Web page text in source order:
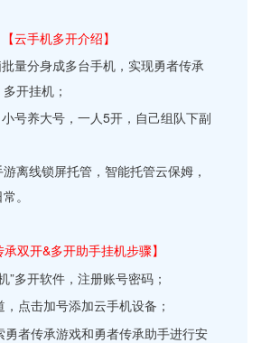
【云手机多开介绍】
量分身成多台手机，实现勇者传承
开挂机；
号养大号，一人5开，自己组队下副
离线锁屏托管，智能托管云保姆，
。
承双开&多开助手挂机步骤】
”多开软件，注册账号密码；
点击加号添加云手机设备；
勇者传承游戏和勇者传承助手进行安